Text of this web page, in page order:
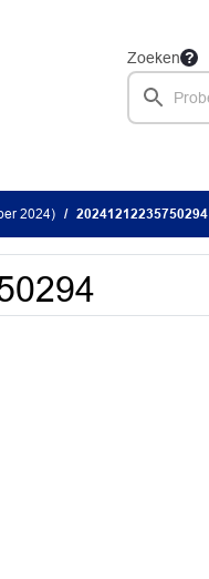
Zoeken
2024) 20241212235750294